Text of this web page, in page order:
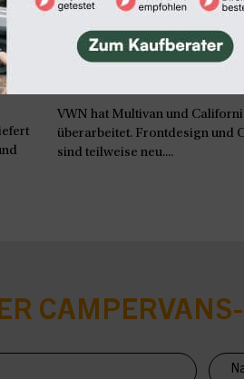
News & Termine
VWN hat Multivan und
überarbeitet. Frontdesign und
sind teilweise neu....